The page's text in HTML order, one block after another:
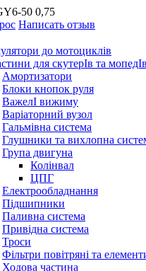
50 0,75
Написать отзыв
до мотоциклів
для скутерІв та мопедІв
Амортизатори
Блоки кнопок руля
ВажелІ вижиму
Варіаторний вузол
Гальмівна система
Глушники та вихлопна
Група двигуна
Колінвал
ЦПГ
Електрообладнання
Підшипники
Паливна система
Привідна система
Троси
Фільтри повітряні та
Ходова частина